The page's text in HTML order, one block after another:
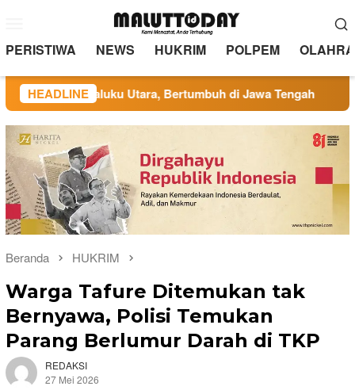
kontenMobile
PERISTIWA NEWS HUKRIM POLPEM
HEADLINE
Maluku Utara, Bertumbuh di Jawa Tengah
Beranda HUKRIM
Warga Tafure Ditemukan tak
Bernyawa, Polisi Temukan
Parang Berlumur Darah di TKP
REDAKSI
27 Mei 2026